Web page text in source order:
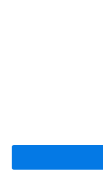
В случае
или предложений, не
Спасибо за